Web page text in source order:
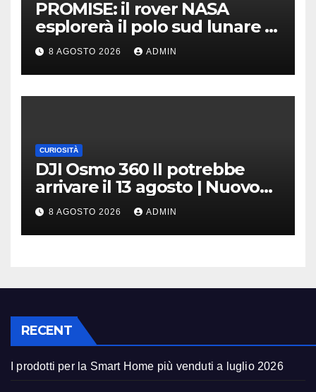
PROMISE: il rover NASA
esplorerà il polo sud lunare |
Cosa sappiamo
8 AGOSTO 2026 ADMIN
CURIOSITÀ
DJI Osmo 360 II potrebbe
arrivare il 13 agosto | Nuovo
teaser
8 AGOSTO 2026 ADMIN
RECENT
I prodotti per la Smart Home più venduti a luglio 2026